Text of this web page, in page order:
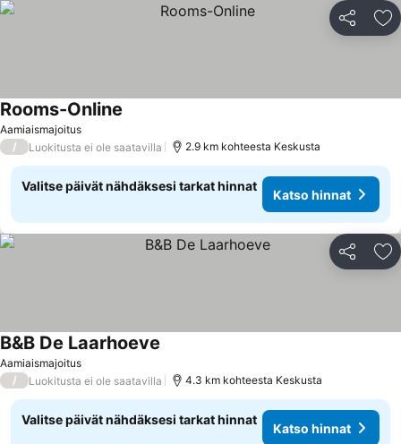
Jaa
Aamiaismajoitus
Rooms-Online
/ Luokitusta ei ole saatavilla 2.9 km kohteesta Keskusta
Valitse päivät nähdäksesi tarkat hinnat
Katso hinnat
Jaa
Aamiaismajoitus
B&B De Laarhoeve
/ Luokitusta ei ole saatavilla 4.3 km kohteesta Keskusta
Valitse päivät nähdäksesi tarkat hinnat
Katso hinnat